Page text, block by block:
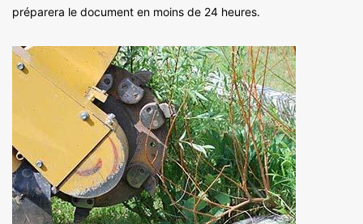
préparera le document en moins de 24 heures.